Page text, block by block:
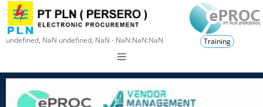
undefined, NaN undefined, NaN - NaN:NaN:NaN Training